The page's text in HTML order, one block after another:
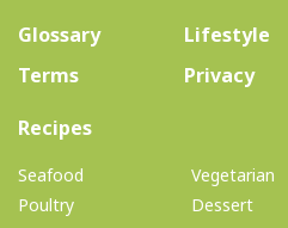
Glossary Lifestyle
Terms
Privacy
Recipes(current)
Seafood
Poultry
Vegetarian
Dessert